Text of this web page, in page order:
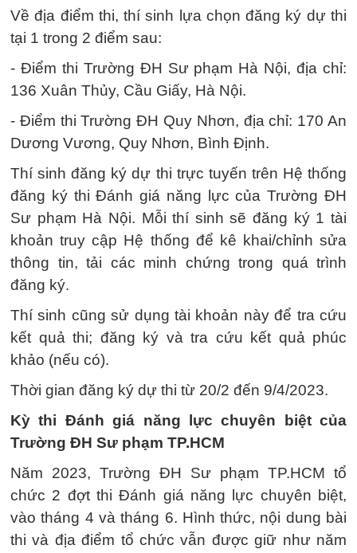
Về địa điểm thi, thí sinh lựa chọn đăng ký dự thi
tại 1 trong 2 điểm sau:
- Điểm thi Trường ĐH Sư phạm Hà Nội, địa chỉ:
136 Xuân Thủy, Cầu Giấy, Hà Nội.
- Điểm thi Trường ĐH Quy Nhơn, địa chỉ: 170 An
Dương Vương, Quy Nhơn, Bình Định.
Thí sinh đăng ký dự thi trực tuyến trên Hệ thống
đăng ký thi Đánh giá năng lực của Trường ĐH
Sư phạm Hà Nội. Mỗi thí sinh sẽ đăng ký 1 tài
khoản truy cập Hệ thống để kê khai/chỉnh sửa
thông tin, tải các minh chứng trong quá trình
đăng ký.
Thí sinh cũng sử dụng tài khoản này để tra cứu
kết quả thi; đăng ký và tra cứu kết quả phúc
khảo (nếu có).
Thời gian đăng ký dự thi từ 20/2 đến 9/4/2023.
Kỳ thi Đánh giá năng lực chuyên biệt của
Trường ĐH Sư phạm TP.HCM
Năm 2023, Trường ĐH Sư phạm TP.HCM tổ
chức 2 đợt thi Đánh giá năng lực chuyên biệt,
vào tháng 4 và tháng 6. Hình thức, nội dung bài
thi và địa điểm tổ chức vẫn được giữ như năm